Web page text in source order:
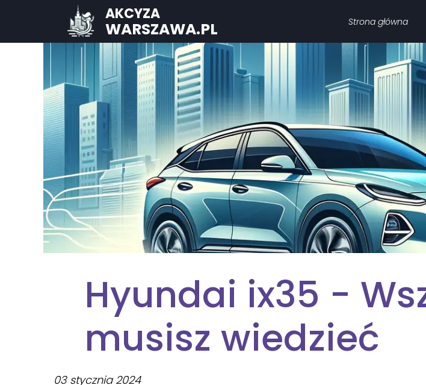
Strona główna
AKCYZA
WARSZAWA.PL
03 stycznia 2024
Hyundai ix35 -
musisz wiedzieć